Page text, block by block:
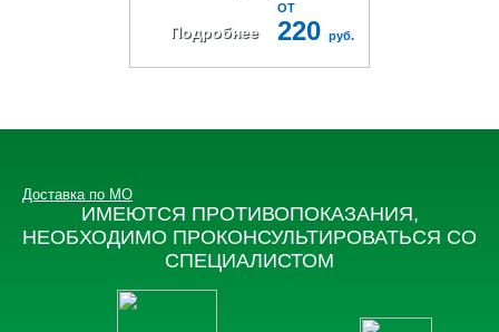
Подробнее
ОТ
220 руб.
ИМЕЮТСЯ ПРОТИВОПОКАЗАНИЯ,
НЕОБХОДИМО ПРОКОНСУЛЬТИРОВАТЬСЯ СО
СПЕЦИАЛИСТОМ
Доставка по МО